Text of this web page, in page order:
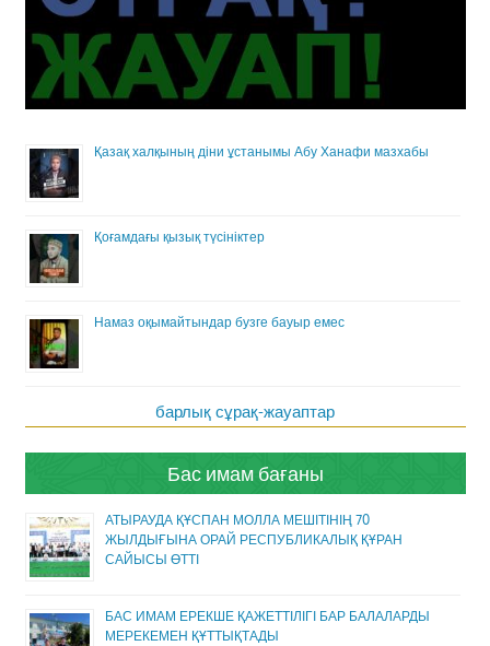
Қазақ халқының діни ұстанымы Абу Ханафи мазхабы
Қоғамдағы қызық түсініктер
Намаз оқымайтындар бузге бауыр емес
барлық сұрақ-жауаптар
Бас имам бағаны
АТЫРАУДА ҚҰСПАН МОЛЛА МЕШІТІНІҢ 70
ЖЫЛДЫҒЫНА ОРАЙ РЕСПУБЛИКАЛЫҚ ҚҰРАН
САЙЫСЫ ӨТТІ
БАС ИМАМ ЕРЕКШЕ ҚАЖЕТТІЛІГІ БАР БАЛАЛАРДЫ
МЕРЕКЕМЕН ҚҰТТЫҚТАДЫ